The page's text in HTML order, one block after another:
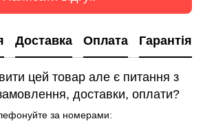
Доставка Оплата Гарантія
цей товар але є питання з
доставки, оплати?
за номерами: